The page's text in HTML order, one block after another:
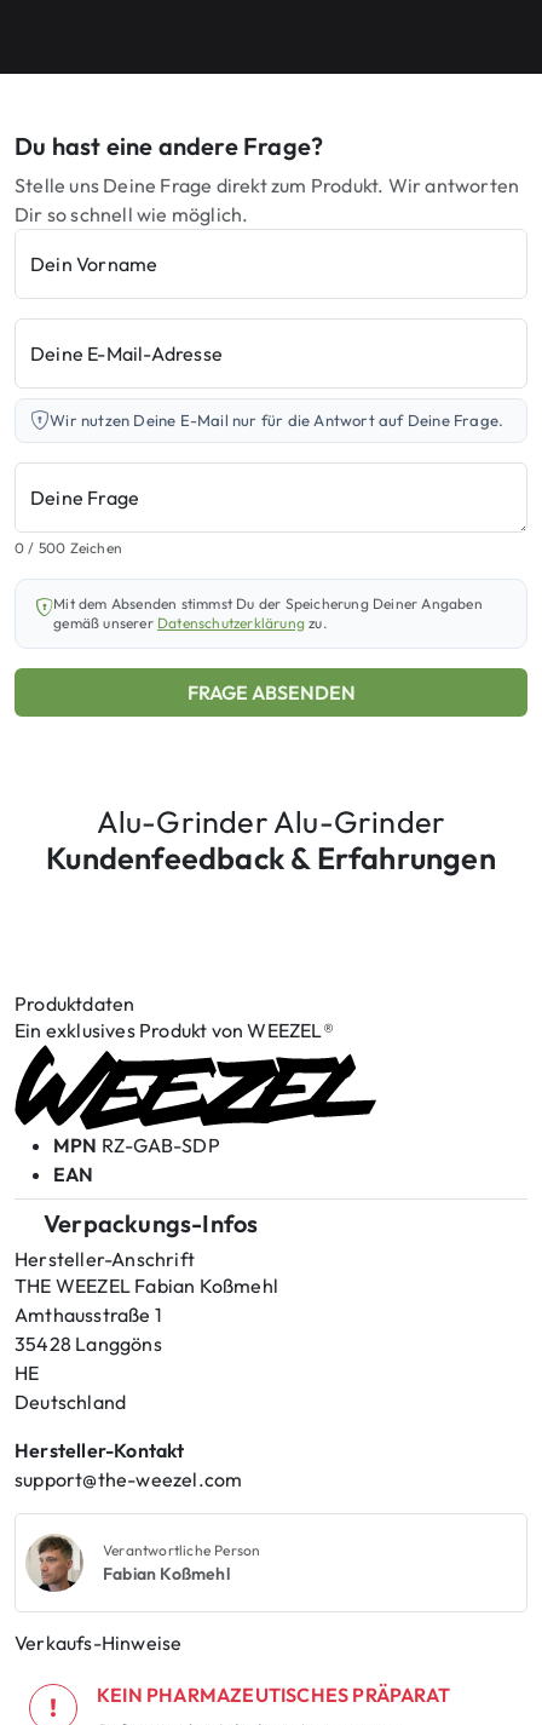
Du hast eine andere Frage?
Stelle uns Deine Frage direkt zum Produkt. Wir antworten
Dir so schnell wie möglich.
Dein Vorname
Deine E-Mail-Adresse
Wir nutzen Deine E-Mail nur für die Antwort auf Deine Frage.
Deine Frage
0 / 500 Zeichen
Mit dem Absenden stimmst Du der Speicherung Deiner Angaben
gemäß unserer Datenschutzerklärung zu.
FRAGE ABSENDEN
Alu-Grinder Alu-Grinder
Kundenfeedback & Erfahrungen
Produktdaten
Ein exklusives Produkt von WEEZEL®
MPN RZ-GAB-SDP
EAN
Verpackungs-Infos
Hersteller-Anschrift
THE WEEZEL Fabian Koßmehl
Amthausstraße 1
35428 Langgöns
HE
Deutschland
Hersteller-Kontakt
support@the-weezel.com
Verantwortliche Person
Fabian Koßmehl
Verkaufs-Hinweise
!
KEIN PHARMAZEUTISCHES PRÄPARAT